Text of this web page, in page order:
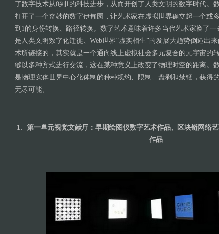
了数字技术从0到1的科技进步，从而开创了人类文明的数字时代。
打开了一个奇妙的数字伊甸园，让艺术家在虚拟世界确立起一个或
到1的身份转换、路径转换。数字艺术意味着许多当代艺术家换了
是人类文明数字化迁徙、Web世界“虚实相生”的发展大趋势倒逼出
术所链接的，其实就是一个通向线上虚拟社会多元复合的元宇宙的
够以多种方式进行交流，这在某种意义上改变了物理时空的距离。
是物理实体世界中心化体制的种种规约、限制、盘剥和禁锢，获得
无尽可能。
1、第一单元视觉文献厅：早期绘图仪数字艺术作品、区块链网络
作品